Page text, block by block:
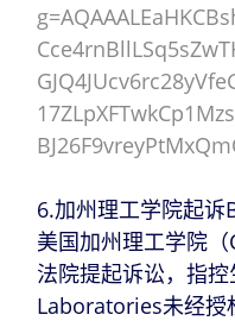
6.加州理工学院起诉
美国加州理工学院
法院提起诉讼，指
Laboratories未经授